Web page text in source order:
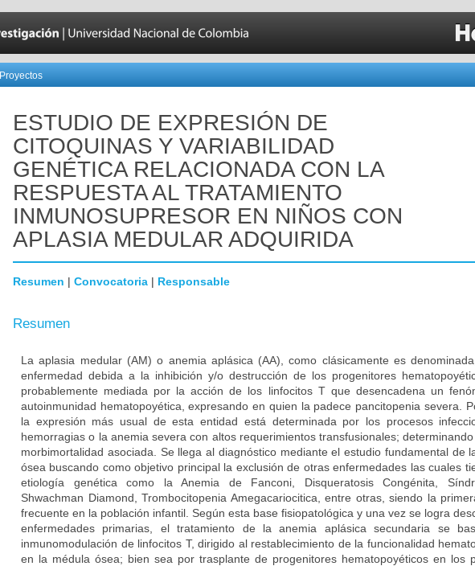
Proyectos
ESTUDIO DE EXPRESIÓN DE
CITOQUINAS Y VARIABILIDAD
GENÉTICA RELACIONADA CON LA
RESPUESTA AL TRATAMIENTO
INMUNOSUPRESOR EN NIÑOS CON
APLASIA MEDULAR ADQUIRIDA
Resumen | Convocatoria | Responsable
Resumen
La aplasia medular (AM) o anemia aplásica (AA), como clásicamente es
enfermedad debida a la inhibición y/o destrucción de los progenitores
probablemente mediada por la acción de los linfocitos T que desencadena un
autoinmunidad hematopoyética, expresando en quien la padece pancitopenia severa.
la expresión más usual de esta entidad está determinada por los procesos
hemorragias o la anemia severa con altos requerimientos transfusionales;
morbimortalidad asociada. Se llega al diagnóstico mediante el estudio fundamental de
ósea buscando como objetivo principal la exclusión de otras enfermedades las cuales
etiología genética como la Anemia de Fanconi, Disqueratosis Congénita,
Shwachman Diamond, Trombocitopenia Amegacariocitica, entre otras, siendo la
frecuente en la población infantil. Según esta base fisiopatológica y una vez se logra
enfermedades primarias, el tratamiento de la anemia aplásica secundaria se
inmunomodulación de linfocitos T, dirigido al restablecimiento de la funcionalidad
en la médula ósea; bien sea por trasplante de progenitores hematopoyéticos en los